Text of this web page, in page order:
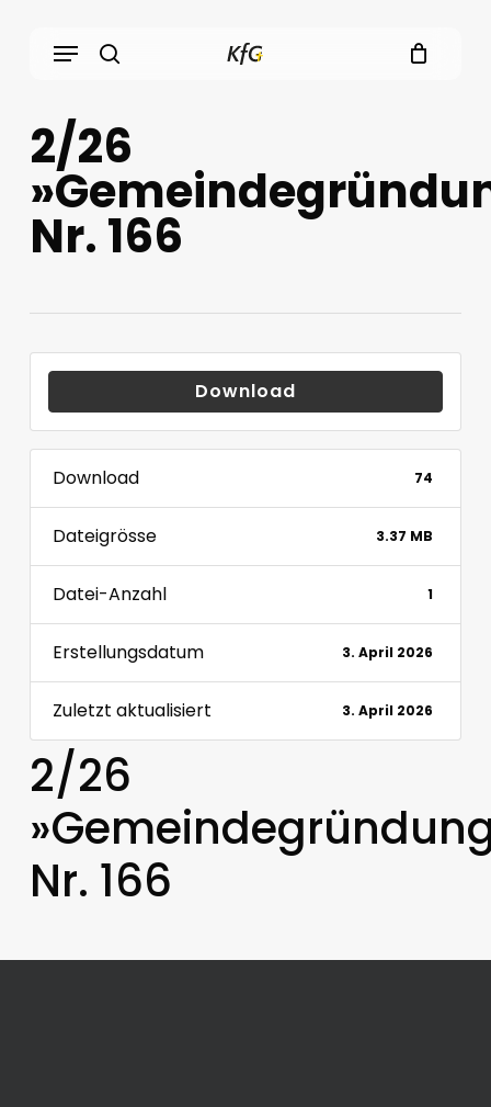
Menu
2/26
Nr. 166
Download
Download 74
Dateigrösse 3.37 MB
Datei-Anzahl 1
Erstellungsdatum 3. April 2026
Zuletzt aktualisiert 3. April 2026
2/26
Nr. 166